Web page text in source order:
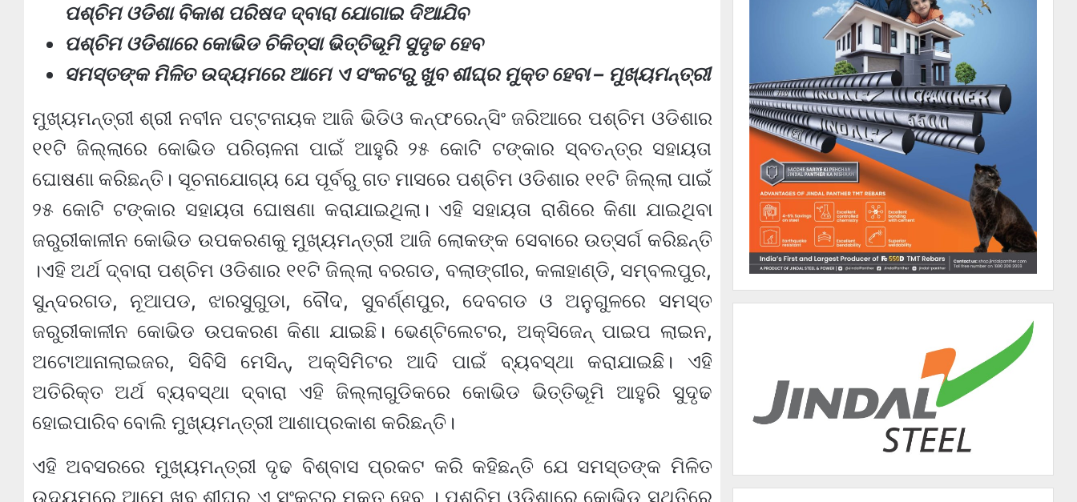
ପଶ୍ଚିମ ଓଡିଶା ବିକାଶ ପରିଷଦ ଦ୍ବାରା ଯୋଗାଇ ଦିଆଯିବ
ପଶ୍ଚିମ ଓଡିଶାରେ କୋଭିଡ ଚିକିତ୍ସା ଭିତ୍ତିଭୂମି ସୁଦୃଢ ହେବ
ସମସ୍ତଙ୍କ ମିଳିତ ଉଦ୍ୟମରେ ଆମେ ଏ ସଂକଟରୁ ଖୁବ ଶୀଘ୍ର ମୁକ୍ତ ହେବା – ମୁଖ୍ୟମନ୍ତ୍ରୀ
ମୁଖ୍ୟମନ୍ତ୍ରୀ ଶ୍ରୀ ନବୀନ ପଟ୍ଟନାୟକ ଆଜି ଭିଡିଓ କନ୍‌ଫରେନ୍‌ସିଂ ଜରିଆରେ ପଶ୍ଚିମ ଓଡିଶାର
୧୧ଟି ଜିଲ୍ଲାରେ କୋଭିଡ ପରିଚାଳନା ପାଇଁ ଆହୁରି ୨୫ କୋଟି ଟଙ୍କାର ସ୍ବତନ୍ତ୍ର ସହାୟତା
ଘୋଷଣା କରିଛନ୍ତି। ସୂଚନାଯୋଗ୍ୟ ଯେ ପୂର୍ବରୁ ଗତ ମାସରେ ପଶ୍ଚିମ ଓଡିଶାର ୧୧ଟି ଜିଲ୍ଲା ପାଇଁ
୨୫ କୋଟି ଟଙ୍କାର ସହାୟତା ଘୋଷଣା କରାଯାଇଥିଲା। ଏହି ସହାୟତା ରାଶିରେ କିଣା ଯାଇଥିବା
ଜରୁରୀକାଳୀନ କୋଭିଡ ଉପକରଣକୁ ମୁଖ୍ୟମନ୍ତ୍ରୀ ଆଜି ଲୋକଙ୍କ ସେବାରେ ଉତ୍ସର୍ଗ କରିଛନ୍ତି
।ଏହି ଅର୍ଥ ଦ୍ବାରା ପଶ୍ଚିମ ଓଡିଶାର ୧୧ଟି ଜିଲ୍ଲା ବରଗଡ, ବଲାଙ୍ଗୀର, କଳାହାଣ୍ଡି, ସମ୍ବଲପୁର,
ସୁନ୍ଦରଗଡ, ନୂଆପଡ, ଝାରସୁଗୁଡା, ବୌଦ, ସୁବର୍ଣ୍ଣପୁର, ଦେବଗଡ ଓ ଅନୁଗୁଳରେ ସମସ୍ତ
ଜରୁରୀକାଳୀନ କୋଭିଡ ଉପକରଣ କିଣା ଯାଇଛି। ଭେଣ୍ଟିଲେଟର, ଅକ୍‌ସିଜେନ୍‌ ପାଇପ ଲାଇନ,
ଅଟୋଆନାଲାଇଜର, ସିବିସି ମେସିନ୍‌, ଅକ୍‌ସିମିଟର ଆଦି ପାଇଁ ବ୍ୟବସ୍ଥା କରାଯାଇଛି। ଏହି
ଅତିରିକ୍ତ ଅର୍ଥ ବ୍ୟବସ୍ଥା ଦ୍ବାରା ଏହି ଜିଲ୍ଲାଗୁଡିକରେ କୋଭିଡ ଭିତ୍ତିଭୂମି ଆହୁରି ସୁଦୃଢ
ହୋଇପାରିବ ବୋଲି ମୁଖ୍ୟମନ୍ତ୍ରୀ ଆଶାପ୍ରକାଶ କରିଛନ୍ତି।
ଏହି ଅବସରରେ ମୁଖ୍ୟମନ୍ତ୍ରୀ ଦୃଢ ବିଶ୍ବାସ ପ୍ରକଟ କରି କହିଛନ୍ତି ଯେ ସମସ୍ତଙ୍କ ମିଳିତ
ଉଦ୍ୟମରେ ଆମେ ଖୁବ ଶୀଘ୍ର ଏ ସଂକଟରୁ ମୁକ୍ତ ହେବୁ । ପଶ୍ଚିମ ଓଡିଶାରେ କୋଭିଡ ସ୍ଥିତିରେ